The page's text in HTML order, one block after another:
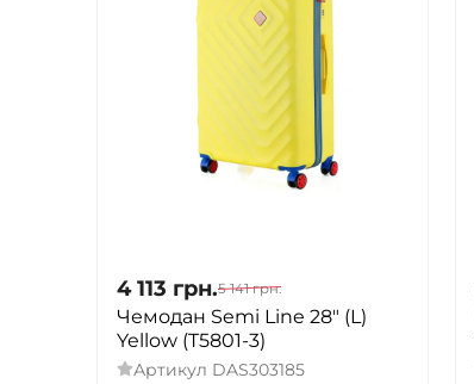
4 113 грн.5 141 грн.
Чемодан Semi Line 28" (L)
Yellow (T5801-3)
Артикул DAS303185